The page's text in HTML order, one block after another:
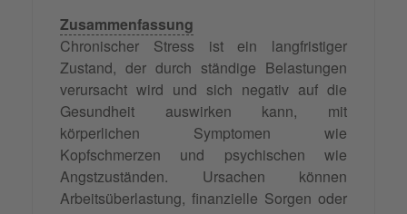
Zusammenfassung
Chronischer Stress ist ein langfristiger
Zustand, der durch ständige Belastungen
verursacht wird und sich negativ auf die
Gesundheit auswirken kann, mit
körperlichen Symptomen wie
Kopfschmerzen und psychischen wie
Angstzuständen. Ursachen können
Arbeitsüberlastung, finanzielle Sorgen oder